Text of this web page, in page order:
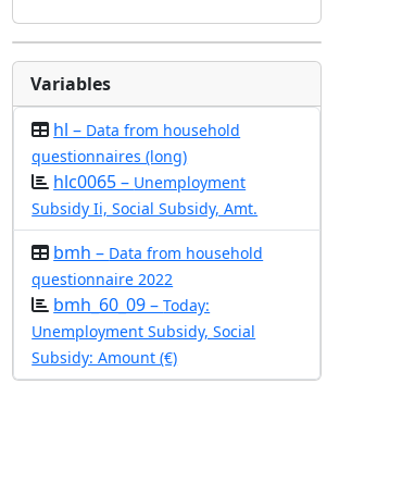
Variables
hl – Data from household
questionnaires (long)
hlc0065 – Unemployment
Subsidy Ii, Social Subsidy, Amt.
bmh – Data from household
questionnaire 2022
bmh_60_09 –Today:
Unemployment Subsidy, Social
Subsidy: Amount (€)